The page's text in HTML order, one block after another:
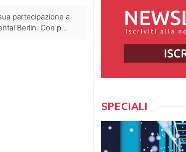
partecipazione a
Berlin. Con p...
SPECIALI